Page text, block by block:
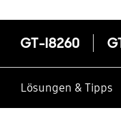
GT-I8260
Lösungen & Tipps